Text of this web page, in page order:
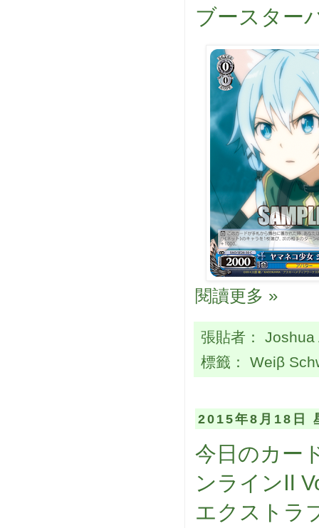
ブースター
閱讀更多 »
張貼者：
標籤： Weiβ
2015年8月18日
今日のカー
ンラインⅡ
エクストラ